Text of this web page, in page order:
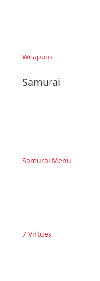
Weapons
Samurai
Samurai Menu
7 Virtues